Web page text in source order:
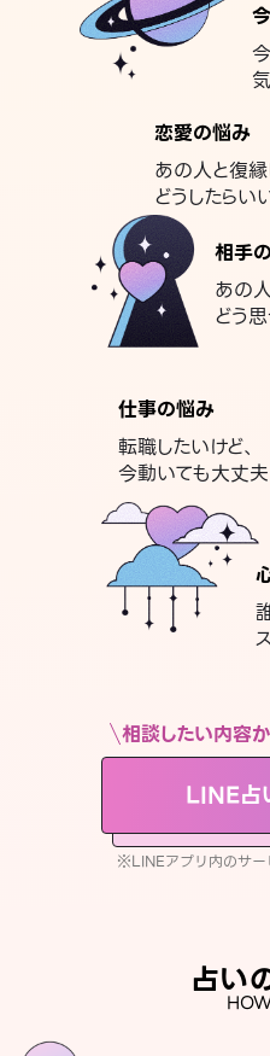
恋愛の悩み
あの人と復
どうしたらい
相手
あの
どう
仕事の悩み
転職したいけど、
今動いても大丈夫
相談したい内容
LINE占
※LINEアプリ内のサー
占い